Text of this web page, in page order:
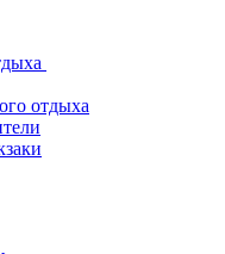
отдыха